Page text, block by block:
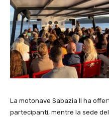
La motonave Sabazia II ha
partecipanti, mentre la sede